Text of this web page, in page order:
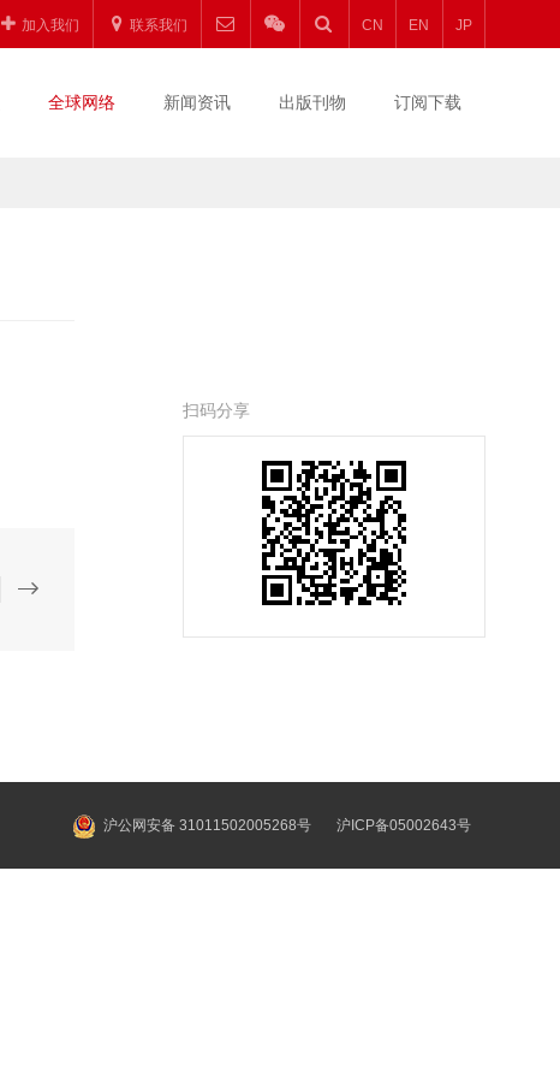
加入我们 联系我们 CN EN JP
全球网络 新闻资讯 出版刊物 订阅下载
扫码分享
沪公网安备 31011502005268号 沪ICP备05002643号